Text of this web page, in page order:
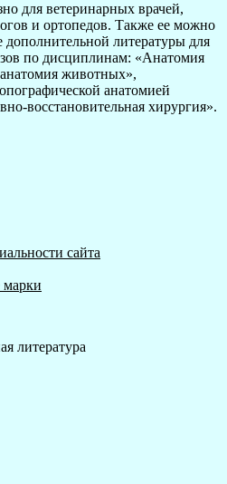
для ветеринарных врачей,
и ортопедов. Также ее можно
дополнительной литературы для
по дисциплинам: «Анатомия
животных»,
анатомией
восстановительная хирургия».
сайта
марки
литература